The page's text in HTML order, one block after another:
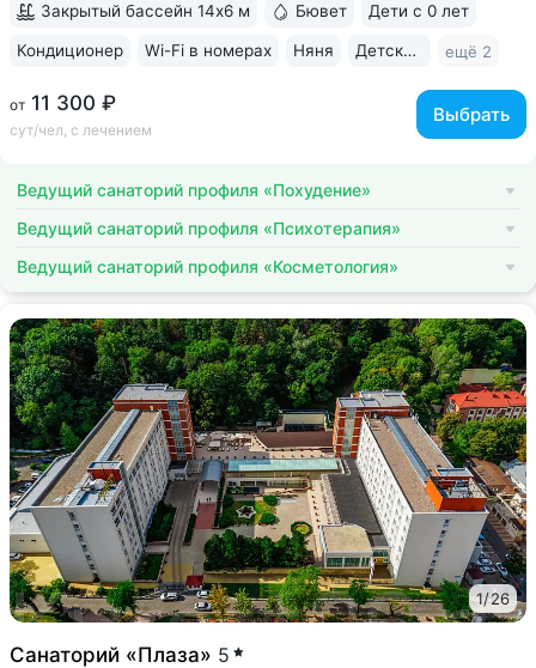
от 11 300 ₽
сут/чел, с лечением
Выбрать
Закрытый бассейн 14х6 м Бювет Дети с 0 лет
Кондиционер Wi-Fi в номерах Няня Детская комната ещё 2
Ведущий санаторий профиля «Похудение»
Ведущий санаторий профиля «Психотерапия»
Ведущий санаторий профиля «Косметология»
1/26
Санаторий «Плаза» 5